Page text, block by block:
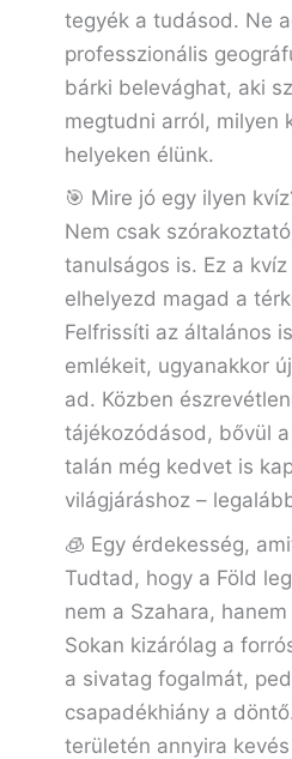
tegyék a tudásod. Ne
professzionális
bárki belevághat, aki
megtudni arról, milyen
helyeken élünk.
🎯 Mire jó egy ilyen
Nem csak
tanulságos is. Ez a
elhelyezd magad a
Felfrissíti az általános
emlékeit, ugyanakkor
ad. Közben
tájékozódásod, bővül
talán még kedvet is
világjáráshoz –
🧊 Egy érdekesség,
Tudtad, hogy a Föld
nem a Szahara,
Sokan kizárólag a
a sivatag fogalmát,
csapadékhiány a
területén annyira